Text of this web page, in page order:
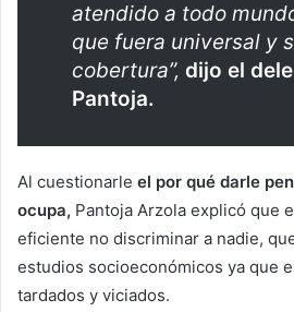
atendido a todo
que fuera universal y
cobertura”, dijo el
Pantoja.
Al cuestionarle el por qué darle
ocupa, Pantoja Arzola explicó que
eficiente no discriminar a nadie,
estudios socioeconómicos ya que
tardados y viciados.